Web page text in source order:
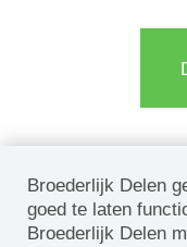
Broederlijk Delen
goed te laten
Broederlijk Delen